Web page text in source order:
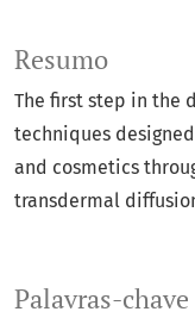
Palavras-chave
Resumo
The first step in the
techniques
and cosmetics
transdermal